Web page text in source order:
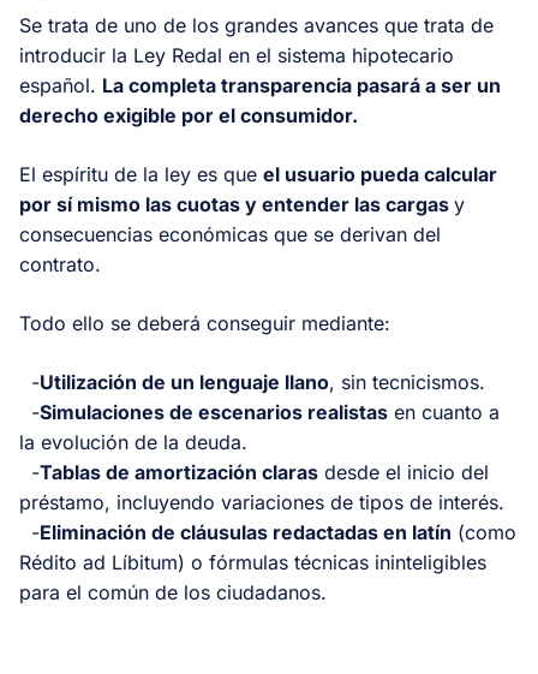
Se trata de uno de los grandes avances que trata de
introducir la Ley Redal en el sistema hipotecario
español. La completa transparencia pasará a ser un
derecho exigible por el consumidor.
El espíritu de la ley es que el usuario pueda calcular
por sí mismo las cuotas y entender las cargas y
consecuencias económicas que se derivan del
contrato.
Todo ello se deberá conseguir mediante:
-Utilización de un lenguaje llano, sin tecnicismos.
-Simulaciones de escenarios realistas en cuanto a
la evolución de la deuda.
-Tablas de amortización claras desde el inicio del
préstamo, incluyendo variaciones de tipos de interés.
-Eliminación de cláusulas redactadas en latín (como
Rédito ad Líbitum) o fórmulas técnicas ininteligibles
para el común de los ciudadanos.